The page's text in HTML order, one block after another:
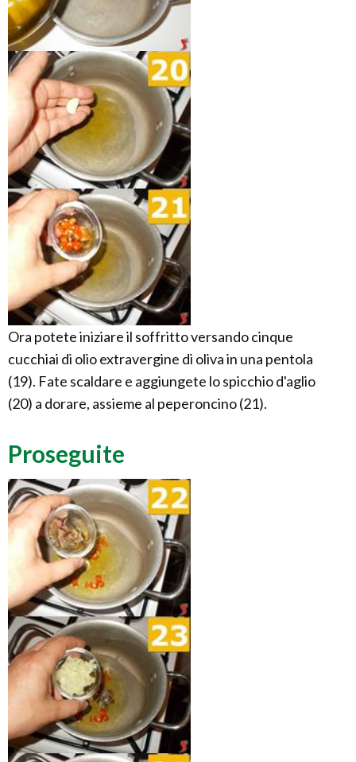
Ora potete iniziare il soffritto versando cinque
cucchiai di olio extravergine di oliva in una pentola
(19). Fate scaldare e aggiungete lo spicchio d'aglio
(20) a dorare, assieme al peperoncino (21).
Proseguite